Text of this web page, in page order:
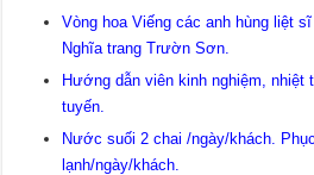
Vòng hoa Viếng các anh hùng liệt
Nghĩa trang
Hướng dẫn viên kinh nghiệm, nhiệt
tuyến.
Nước suối 2 chai /ngày/khách.
lạnh/ngày/khách.